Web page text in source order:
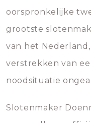
oorspronkelijke
grootste
van het
verstrekken van
noodsituatie
Slotenmaker